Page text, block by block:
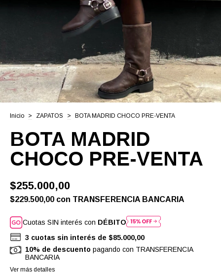
Inicio > ZAPATOS > BOTA MADRID CHOCO PRE-VENTA
BOTA MADRID
CHOCO PRE-VENTA
$255.000,00
$229.500,00 con TRANSFERENCIA BANCARIA
Cuotas SIN interés con DÉBITO
3 cuotas sin interés de$85.000,00
10% de descuento pagando con TRANSFERENCIA
BANCARIA
Ver más detalles